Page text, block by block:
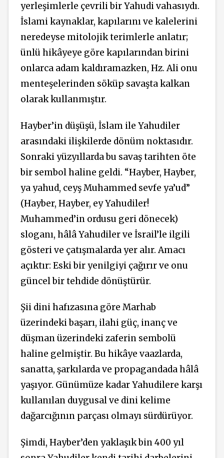
yerleşimlerle çevrili bir Yahudi vahasıydı.
İslami kaynaklar, kapılarını ve kalelerini
neredeyse mitolojik terimlerle anlatır;
ünlü hikâyeye göre kapılarından birini
onlarca adam kaldıramazken, Hz. Ali onu
menteşelerinden söküp savaşta kalkan
olarak kullanmıştır.
Hayber’in düşüşü, İslam ile Yahudiler
arasındaki ilişkilerde dönüm noktasıdır.
Sonraki yüzyıllarda bu savaş tarihten öte
bir sembol haline geldi. “Hayber, Hayber,
ya yahud, ceyş Muhammed sevfe ya’ud”
(Hayber, Hayber, ey Yahudiler!
Muhammed’in ordusu geri dönecek)
sloganı, hâlâ Yahudiler ve İsrail’le ilgili
gösteri ve çatışmalarda yer alır. Amacı
açıktır: Eski bir yenilgiyi çağırır ve onu
güncel bir tehdide dönüştürür.
Şii dini hafızasına göre Marhab
üzerindeki başarı, ilahi güç, inanç ve
düşman üzerindeki zaferin sembolü
haline gelmiştir. Bu hikâye vaazlarda,
sanatta, şarkılarda ve propagandada hâlâ
yaşıyor. Günümüze kadar Yahudilere karşı
kullanılan duygusal ve dini kelime
dağarcığının parçası olmayı sürdürüyor.
Şimdi, Hayber’den yaklaşık bin 400 yıl